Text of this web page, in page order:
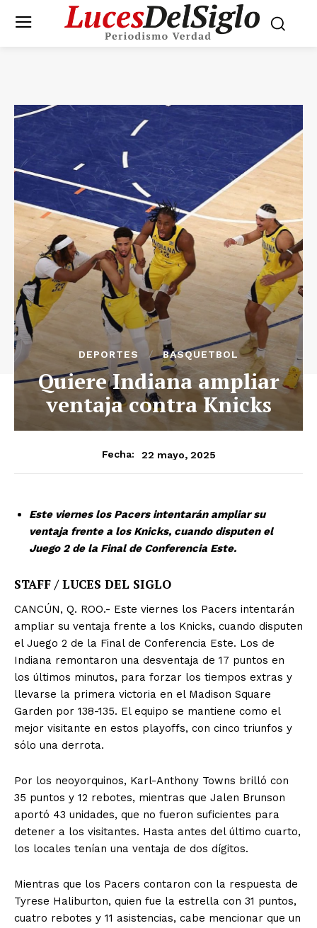
DEPORTES BASQUETBOL
Quiere Indiana ampliar
ventaja contra Knicks
Fecha: 22 mayo, 2025
Este viernes los Pacers intentarán ampliar su
ventaja frente a los Knicks, cuando disputen el
Juego 2 de la Final de Conferencia Este.
STAFF / LUCES DEL SIGLO
CANCÚN, Q. ROO.- Este viernes los Pacers intentarán
ampliar su ventaja frente a los Knicks, cuando disputen
el Juego 2 de la Final de Conferencia Este. Los de
Indiana remontaron una desventaja de 17 puntos en
los últimos minutos, para forzar los tiempos extras y
llevarse la primera victoria en el Madison Square
Garden por 138-135. El equipo se mantiene como el
mejor visitante en estos playoffs, con cinco triunfos y
sólo una derrota.
Por los neoyorquinos, Karl-Anthony Towns brilló con
35 puntos y 12 rebotes, mientras que Jalen Brunson
aportó 43 unidades, que no fueron suficientes para
detener a los visitantes. Hasta antes del último cuarto,
los locales tenían una ventaja de dos dígitos.
Mientras que los Pacers contaron con la respuesta de
Tyrese Haliburton, quien fue la estrella con 31 puntos,
cuatro rebotes y 11 asistencias, cabe mencionar que un